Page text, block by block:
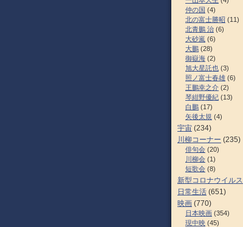
仲の国 (4)
北の富士勝昭 (11)
北青鵬 治 (6)
大砂嵐 (6)
大鵬 (28)
御嶽海 (2)
旭大星託也 (3)
照ノ富士春雄 (6)
王鵬幸之介 (2)
琴紺野優紀 (13)
白鵬 (17)
矢後太規 (4)
宇宙 (234)
川柳コーナー (235)
俳句会 (20)
川柳会 (1)
短歌会 (8)
新型コロナウイルス
日常生活 (651)
映画 (770)
日本映画 (354)
現中映 (45)